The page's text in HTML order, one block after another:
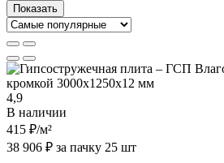
4,9
В наличии
415 ₽/м²
38 906 ₽ за пачку 25 шт